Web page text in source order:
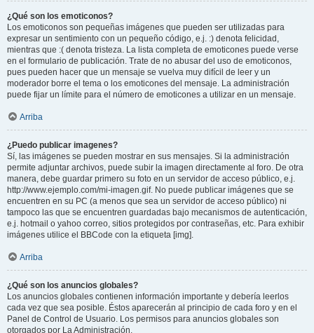
¿Qué son los emoticonos?
Los emoticonos son pequeñas imágenes que pueden ser utilizadas para
expresar un sentimiento con un pequeño código, e.j. :) denota felicidad,
mientras que :( denota tristeza. La lista completa de emoticones puede verse
en el formulario de publicación. Trate de no abusar del uso de emoticonos,
pues pueden hacer que un mensaje se vuelva muy difícil de leer y un
moderador borre el tema o los emoticones del mensaje. La administración
puede fijar un límite para el número de emoticones a utilizar en un mensaje.
Arriba
¿Puedo publicar imagenes?
Sí, las imágenes se pueden mostrar en sus mensajes. Si la administración
permite adjuntar archivos, puede subir la imagen directamente al foro. De otra
manera, debe guardar primero su foto en un servidor de acceso público, e.j.
http://www.ejemplo.com/mi-imagen.gif. No puede publicar imágenes que se
encuentren en su PC (a menos que sea un servidor de acceso público) ni
tampoco las que se encuentren guardadas bajo mecanismos de autenticación,
e.j. hotmail o yahoo correo, sitios protegidos por contraseñas, etc. Para exhibir
imágenes utilice el BBCode con la etiqueta [img].
Arriba
¿Qué son los anuncios globales?
Los anuncios globales contienen información importante y debería leerlos
cada vez que sea posible. Éstos aparecerán al principio de cada foro y en el
Panel de Control de Usuario. Los permisos para anuncios globales son
otorgados por La Administración.